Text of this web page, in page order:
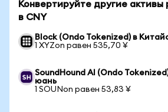
Конвертируйте другие активы
в CNY
Block (Ondo Tokenized) в
1 XYZon равен 535,70 ¥
SoundHound AI (Ondo
юань
1 SOUNon равен 53,83 ¥